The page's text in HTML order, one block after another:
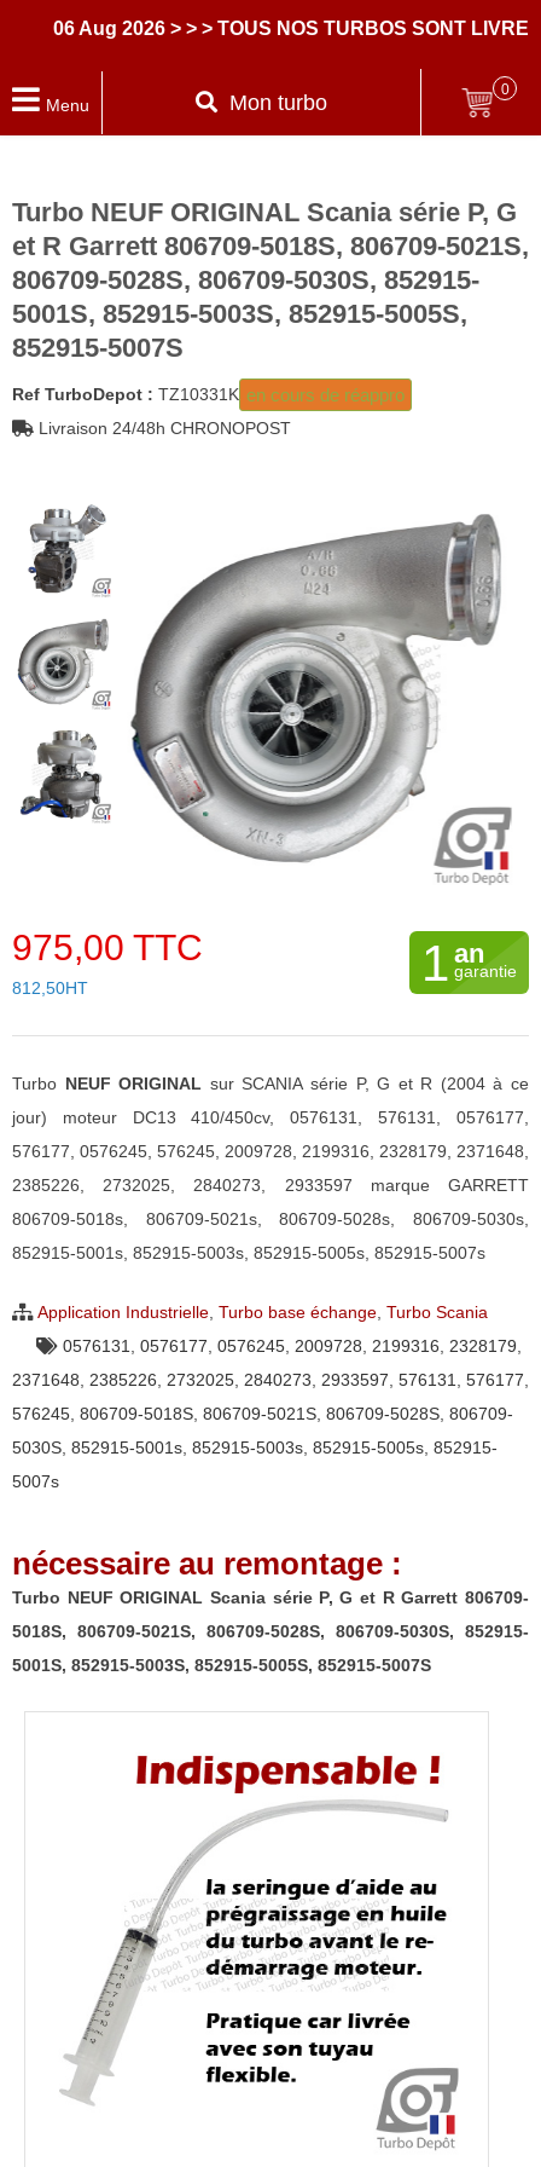
06 Aug 2026 > > > TOUS NOS TURBOS SONT LIVRES
Menu Mon turbo
0
Turbo NEUF ORIGINAL Scania série P, G
et R Garrett 806709-5018S, 806709-5021S,
806709-5028S, 806709-5030S, 852915-
5001S, 852915-5003S, 852915-5005S,
852915-5007S
Ref TurboDepot : TZ10331K en cours de réappro
Livraison 24/48h CHRONOPOST
975,00 TTC
812,50HT 1 an
garantie
Turbo NEUF ORIGINAL sur SCANIA série P, G et R (2004 à ce
jour) moteur DC13 410/450cv, 0576131, 576131, 0576177,
576177, 0576245, 576245, 2009728, 2199316, 2328179, 2371648,
2385226, 2732025, 2840273, 2933597 marque GARRETT
806709-5018s, 806709-5021s, 806709-5028s, 806709-5030s,
852915-5001s, 852915-5003s, 852915-5005s, 852915-5007s
Application Industrielle, Turbo base échange, Turbo Scania
0576131, 0576177, 0576245, 2009728, 2199316, 2328179,
2371648, 2385226, 2732025, 2840273, 2933597, 576131, 576177,
576245, 806709-5018S, 806709-5021S, 806709-5028S, 806709-
5030S, 852915-5001s, 852915-5003s, 852915-5005s, 852915-
5007s
nécessaire au remontage :
Turbo NEUF ORIGINAL Scania série P, G et R Garrett 806709-
5018S, 806709-5021S, 806709-5028S, 806709-5030S, 852915-
5001S, 852915-5003S, 852915-5005S, 852915-5007S